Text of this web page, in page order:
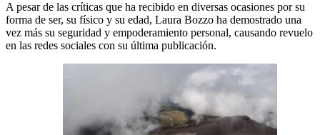
A pesar de las críticas que ha recibido en diversas ocasiones por su
forma de ser, su físico y su edad, Laura Bozzo ha demostrado una
vez más su seguridad y empoderamiento personal, causando revuelo
en las redes sociales con su última publicación.